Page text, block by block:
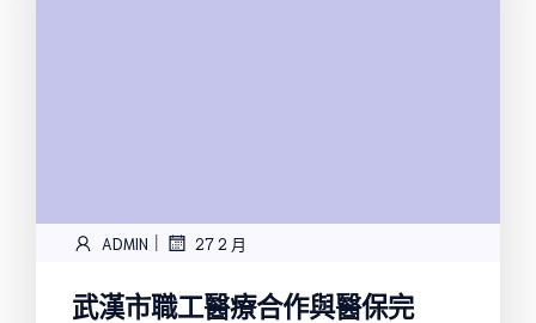
ADMIN | 27 2 月
武漢市職工醫療合作與醫保完